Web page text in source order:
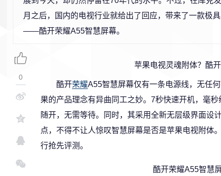
月之后，国内的电视行业就给出了回应，带来了一款极
——酷开荣耀A55智慧屏幕。
苹果电视灵魂附体？酷
酷开荣耀A55智慧屏幕仅有一条电源线，无任
果的产品理念有异曲同工之妙。7秒快速开机，毫
随开，无需等待。同时，其采用全新无层级界面设
点，不得不让人惊叹智慧屏幕是否是苹果电视附体
行抢先评测。
酷开荣耀A55智慧
0